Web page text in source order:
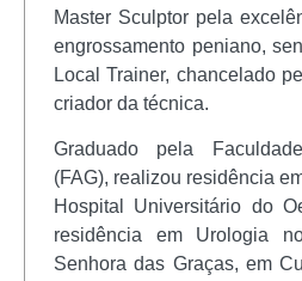
Master Sculptor pela
engrossamento peniano,
Local Trainer, chancelado
criador da técnica.
Graduado pela
(FAG), realizou residência
Hospital Universitário do
residência em Urologia
Senhora das Graças, em